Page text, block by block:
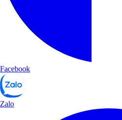
Facebook
Zalo